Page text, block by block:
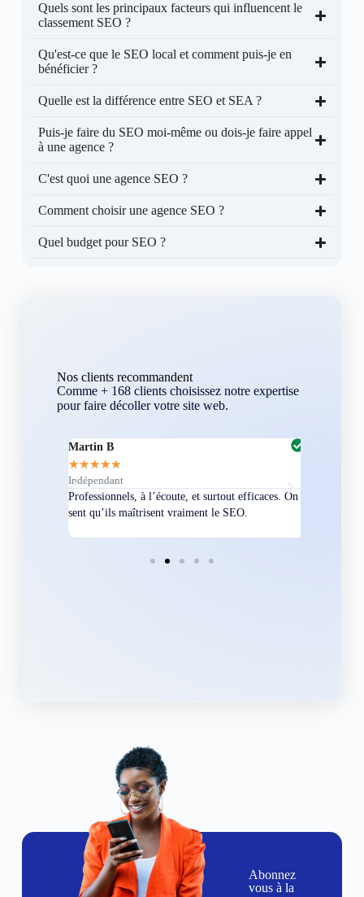
Quels sont les principaux facteurs qui influencent le
classement SEO ?
Qu'est-ce que le SEO local et comment puis-je en
bénéficier ?
Quelle est la différence entre SEO et SEA ?
Puis-je faire du SEO moi-même ou dois-je faire appel
à une agence ?
C'est quoi une agence SEO ?
Comment choisir une agence SEO ?
Quel budget pour SEO ?
Nos clients recommandent
Comme + 168 clients choisissez notre expertise
pour faire décoller votre site web.
Martin B
★★★★★
Indépendant
Professionnels, à l’écoute, et surtout efficaces. On
sent qu’ils maîtrisent vraiment le SEO.
Abonnez
vous à la